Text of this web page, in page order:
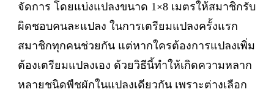
จัดการ โดยแบ่งแปลงขนาด 1×8 เมตรให้สมาชิกรับ
ผิดชอบคนละแปลง ในการเตรียมแปลงครั้งแรก
สมาชิกทุกคนช่วยกัน แต่หากใครต้องการแปลงเพิ่ม
ต้องเตรียมแปลงเอง ด้วยวิธีนี้ทำให้เกิดความหลาก
หลายชนิดพืชผักในแปลงเดียวกัน เพราะต่างเลือก